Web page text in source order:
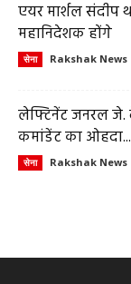
एयर मार्शल
महानिदेशक होंगे
सेना Rakshak News
लेफ्टिनेंट जनरल
कमांडेंट का ओहदा...
सेना Rakshak News